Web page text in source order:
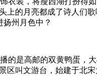
的月亮都成了诗人们
州月色中？
的是高邮的双黄鸭蛋，
叫文游台，始建于北